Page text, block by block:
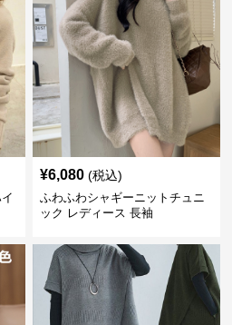
¥6,080 (税込)
ふわふわシャギーニットチュニ
ック レディース 長袖